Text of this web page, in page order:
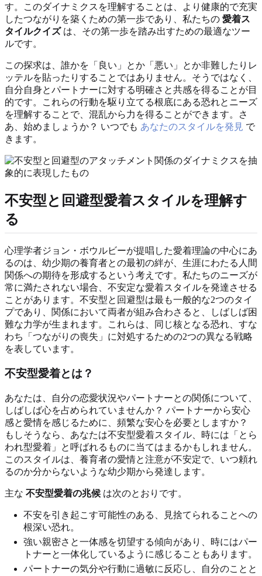
す。このダイナミクスを理解することは、より健康的で充実
したつながりを築くための第一歩であり、私たちの 愛着ス
タイルクイズは、その第一歩を踏み出すための最適なツー
ルです。
この探求は、誰かを「良い」とか「悪い」とか非難したりレ
ッテルを貼ったりすることではありません。そうではなく、
自分自身とパートナーに対する明確さと共感を得ることが目
的です。これらの行動を駆り立てる根底にある恐れとニーズ
を理解することで、混乱から力を得ることができます。さ
あ、始めましょうか？ いつでも あなたのスタイルを発見 で
きます。
不安型と回避型愛着スタイルを理解す
る
心理学者ジョン・ボウルビーが提唱した愛着理論の中心にあ
るのは、幼少期の養育者との最初の絆が、生涯にわたる人間
関係への期待を形成するという考えです。私たちのニーズが
常に満たされない場合、不安定な愛着スタイルを発達させる
ことがあります。不安型と回避型は最も一般的な2つのタイ
プであり、関係において両者が組み合わさると、しばしば困
難な力学が生まれます。これらは、同じ核となる恐れ、すな
わち「つながりの喪失」に対処するための2つの異なる戦略
を表しています。
不安型愛着とは？
あなたは、自分の恋愛状況やパートナーとの関係について、
しばしば心を占められていませんか？ パートナーから安心
感と愛情を感じるために、頻繁な安心を必要としますか？
もしそうなら、あなたは不安型愛着スタイル、時には「とら
われ型愛着」と呼ばれるものに当てはまるかもしれません。
このスタイルは、養育者の愛情と注意が不安定で、いつ頼れ
るのか分からないような幼少期から発達します。
主な 不安型愛着の兆候 は次のとおりです。
不安を引き起こす可能性のある、見捨てられることへの
根深い恐れ。
強い親密さと一体感を切望する傾向があり、時にはパー
トナーと一体化しているように感じることもあります。
パートナーの気分や行動に過敏に反応し、自分のことと